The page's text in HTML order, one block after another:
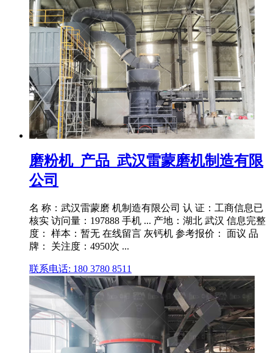
磨粉机_产品_武汉雷蒙磨机制造有限
公司
名 称：武汉雷蒙磨 机制造有限公司 认 证：工商信息已
核实 访问量：197888 手机 ... 产地：湖北 武汉 信息完整
度： 样本：暂无 在线留言 灰钙机 参考报价： 面议 品
牌： 关注度：4950次 ...
联系电话: 180 3780 8511